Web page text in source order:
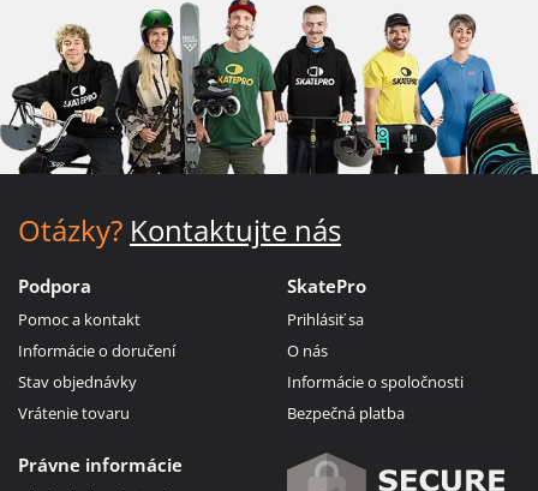
Otázky? Kontaktujte nás
Podpora
Pomoc a kontakt
Informácie o doručení
Stav objednávky
Vrátenie tovaru
SkatePro
Prihlásiť sa
O nás
Informácie o spoločnosti
Bezpečná platba
Právne informácie